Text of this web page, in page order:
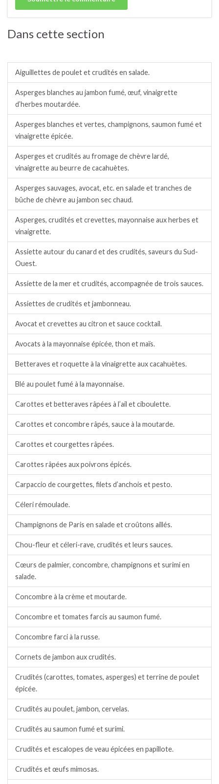
Dans cette section
Aiguillettes de poulet et crudités en salade.
Asperges blanches au jambon fumé, œuf, vinaigrette
d’herbes moutardée.
Asperges blanches et vertes, champignons, saumon fumé et
vinaigrette épicée.
Asperges et crudités au fromage de chèvre lardé,
vinaigrette au beurre de cacahuètes.
Asperges sauvages, avocat, etc. en salade et tranches de
bûche de chèvre au jambon sec chaud.
Asperges, crudités et crevettes, mayonnaise aux herbes et
vinaigrette.
Assiette autour du canard et des crudités, saveurs du Sud-
Ouest.
Assiette de la mer et crudités, accompagnée de trois sauces.
Assiettes de crudités et jambonneau.
Avocat et crevettes au citron et sauce cocktail.
Avocats à la mayonnaise épicée, thon et maïs.
Betteraves et roquette à la vinaigrette aux cacahuètes.
Blé au poulet fumé à la mayonnaise.
Carottes et betteraves râpées à l’ail et ciboulette.
Carottes et concombre râpés, sauce à la moutarde.
Carottes et courgettes râpées.
Carottes râpées aux poivrons épicés.
Carpaccio de courgettes, filets d’anchois et pesto.
Céleri rémoulade.
Champignons de Paris en salade et croûtons aillés.
Chou-fleur et céleri-rave, crudités et leurs sauces.
Cœurs de palmier, concombre, champignons et surimi en
salade.
Concombre à la crème et moutarde.
Concombre et tomates farcis au saumon fumé.
Concombre farci à la russe.
Cornets de jambon aux crudités.
Crudités (carottes, tomates, asperges) et terrine de poulet
épicée.
Crudités au poulet, jambon, cervelas.
Crudités au saumon fumé et surimi.
Crudités et escalopes de veau épicées en papillote.
Crudités et œufs mimosas.